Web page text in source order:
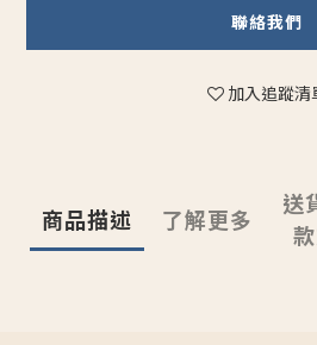
聯絡我們
加入追蹤清
商品描述 了解更多
送